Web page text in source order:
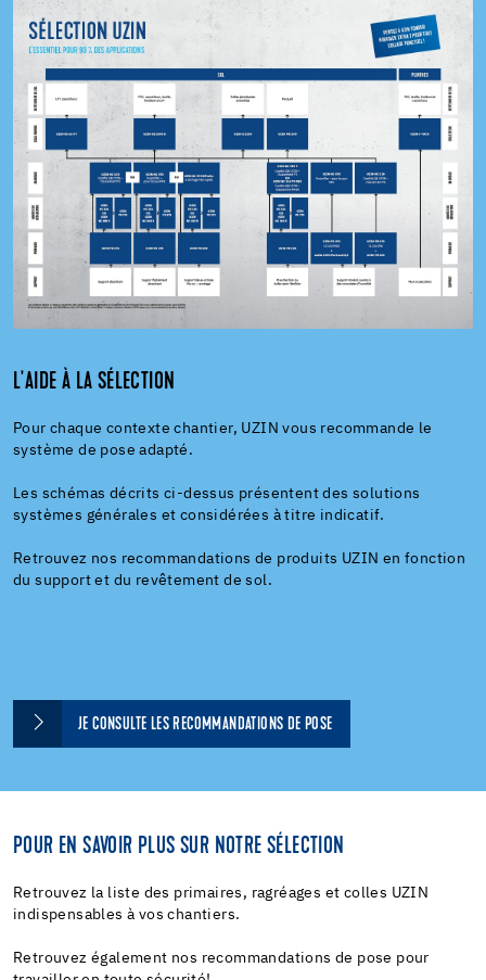
L'AIDE À LA SÉLECTION
Pour chaque contexte chantier, UZIN vous recommande le
système de pose adapté.
Les schémas décrits ci-dessus présentent des solutions
systèmes générales et considérées à titre indicatif.
Retrouvez nos recommandations de produits UZIN en fonction
du support et du revêtement de sol.
JE CONSULTE LES RECOMMANDATIONS DE POSE
POUR EN SAVOIR PLUS SUR NOTRE SÉLECTION
Retrouvez la liste des primaires, ragréages et colles UZIN
indispensables à vos chantiers.
Retrouvez également nos recommandations de pose pour